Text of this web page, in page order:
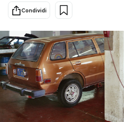
Cultura
Economia
Sport
PODCAST
NEWSLETTER
Condividi